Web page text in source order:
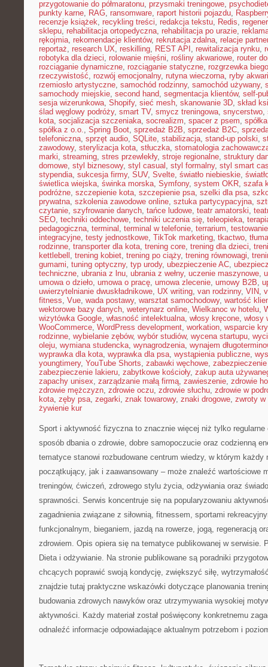
przygotowanie do półmaratonu, przysmaki treningowe,
punkty karne, RAG, ransomware, raport historii pojazdu,
recenzje książek, recykling treści, redakcja tekstu, Redis,
sklepu, rehabilitacja ortopedyczna, rehabilitacja po urazie,
rękojmia, rekomendacje klientów, rekrutacja zdalna, relacje
reportaż, research UX, reskilling, REST API , rewitalizacja rynku,
robotyka dla dzieci, rolowanie mięśni, rośliny akwariowe, router
rozciąganie dynamiczne, rozciąganie statyczne, rozgrzewka
rzeczywistość, rozwój emocjonalny, rutyna wieczorna, ryby
rzemiosło artystyczne, samochód rodzinny, samochód używany,
samochody miejskie, second hand, segmentacja klientów, self-
sesja wizerunkowa, Shopify, sieć mesh, skanowanie 3D, skład
ślad węglowy podróży, smart TV, smycz treningowa, snycerstwo,
kota, socjalizacja szczeniaka, socrealizm, spacer z psem,
spółka z o.o., Spring Boot, sprzedaż B2B, sprzedaż B2C,
telefoniczna, sprzęt audio, SQLite, stabilizacja, stand-up polski,
zawodowy, sterylizacja kota, stłuczka, stomatologia
marki, streaming, stres przewlekły, stroje regionalne, struktury
domowe, styl biznesowy, styl casual , styl formalny, styl smart
stypendia, sukcesja firmy, SUV, Svelte, światło niebieskie,
świetlica wiejska, świnka morska, Symfony, system OKR, szafa
podróżne, szczepienie kota, szczepienie psa, szelki dla psa,
prywatna, szkolenia zawodowe online, sztuka partycypacyjna,
czytanie, szyfrowanie danych, tańce ludowe, teatr amatorski,
SEO, techniki oddechowe, techniki uczenia się, teleopieka,
pedagogiczna, terminal , terminal w telefonie, terrarium,
integracyjne, testy jednostkowe, TikTok marketing, tkactwo,
rodzinne, transporter dla kota, trening core, trening dla dzieci,
kettlebell , trening kobiet, trening po ciąży, trening równowagi,
gumami, tuning optyczny, typ urody, ubezpieczenie AC,
techniczne, ubrania z lnu, ubrania z wełny, uczenie maszynowe,
umowa o dzieło, umowa o pracę, umowa zlecenie, umowy B2B,
uwierzytelnianie dwuskładnikowe, UX writing, van rodzinny, VIN,
fitness, Vue, wada postawy, warsztat samochodowy, wartość
wektorowe bazy danych, weterynarz online, Wielkanoc w hotelu,
wizytówka Google, własność intelektualna, włosy kręcone, włosy
WooCommerce, WordPress development, workation, wsparcie
rodzinne, wybielanie zębów, wybór studiów, wycena startupu,
oleju, wymiana studencka, wynagrodzenia, wynajem
wyprawka dla kota, wyprawka dla psa, wystąpienia publiczne,
youngtimery, YouTube Shorts, zabawki węchowe,
zabezpieczenie lakieru, zabytkowe kościoły, zakup auta
zapachy unisex, zarządzanie małą firmą, zawieszenie, zdrowie
zdrowie mężczyzn, zdrowie oczu, zdrowie słuchu, zdrowie w
kota, zęby psa, zegarki, znak towarowy, znaki drogowe, zwroty w
żywienie kur
Sport i aktywność fizyczna to znacznie więcej niż tylko
sposób dbania o zdrowie, dobre samopoczucie oraz codzienną
tematyce stanowi rozbudowane centrum wiedzy, w którym każdy
początkujący, jak i zaawansowany – może znaleźć wartościowe
treningów, ćwiczeń, zdrowego stylu życia, odżywiania oraz
sprawności. Serwis koncentruje się na popularyzowaniu
zagadnienia związane z siłownią, fitnessem, sportami
funkcjonalnym, bieganiem, jazdą na rowerze, jogą, regeneracją
zdrowiem. Opis opiera się na tematyce publikowanej w serwisie.
Dieta i odżywianie. Na stronie publikowane są poradniki
chcących poprawić swoją kondycję, zwiększyć siłę,
znajdzie tutaj praktyczne wskazówki dotyczące planowania
budowania zdrowych nawyków oraz utrzymywania wysokiej
aktywności. Każdy materiał został poświęcony konkretnemu
odnaleźć informacje odpowiadające aktualnym potrzebom i